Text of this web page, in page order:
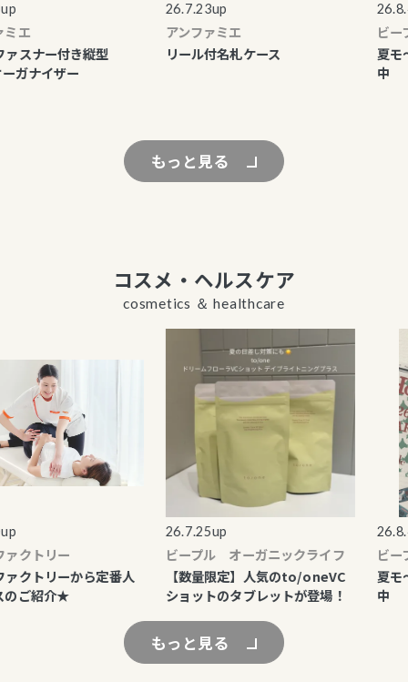
ナー付き縦型
ナイザー
26.7.23up
アンファミエ
リール付名札ケース
ビー
夏モ
もっと見る
コスメ・ヘルスケア
cosmetics ＆ healthcare
トリー
トリーから定番人
ご紹介★
26.7.25up
ビープル オーガニックライフ
【数量限定】人気のto/oneVC
ショットのタブレットが登場！
ビー
夏モ
もっと見る